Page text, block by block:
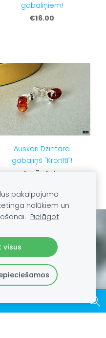
gabaliņiem!
€16.00
Auskari Dzintara
gabaļiņš "Kronītī"!
Izpārdots
pakalpojuma
nolūkiem un
Pielāgot
visus